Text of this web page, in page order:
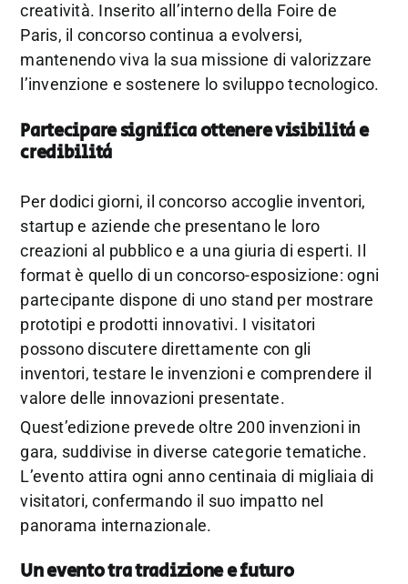
creatività. Inserito all’interno della Foire de
Paris, il concorso continua a evolversi,
mantenendo viva la sua missione di valorizzare
l’invenzione e sostenere lo sviluppo tecnologico.
Partecipare significa ottenere visibilità e
credibilità
Per dodici giorni, il concorso accoglie inventori,
startup e aziende che presentano le loro
creazioni al pubblico e a una giuria di esperti. Il
format è quello di un concorso-esposizione: ogni
partecipante dispone di uno stand per mostrare
prototipi e prodotti innovativi. I visitatori
possono discutere direttamente con gli
inventori, testare le invenzioni e comprendere il
valore delle innovazioni presentate.
Quest’edizione prevede oltre 200 invenzioni in
gara, suddivise in diverse categorie tematiche.
L’evento attira ogni anno centinaia di migliaia di
visitatori, confermando il suo impatto nel
panorama internazionale.
Un evento tra tradizione e futuro